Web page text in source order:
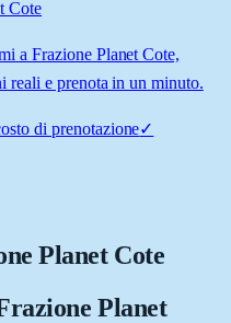
Cote
a Frazione Planet Cote,
reali e prenota in un minuto.
di prenotazione✓
Planet Cote
Planet